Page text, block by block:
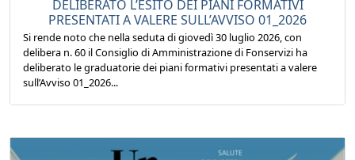
DELIBERATO L’ESITO DEI PIANI FORMATIVI
PRESENTATI A VALERE SULL’AVVISO 01_2026
Si rende noto che nella seduta di giovedì 30 luglio 2026, con
delibera n. 60 il Consiglio di Amministrazione di Fonservizi ha
deliberato le graduatorie dei piani formativi presentati a valere
sull’Avviso 01_2026...